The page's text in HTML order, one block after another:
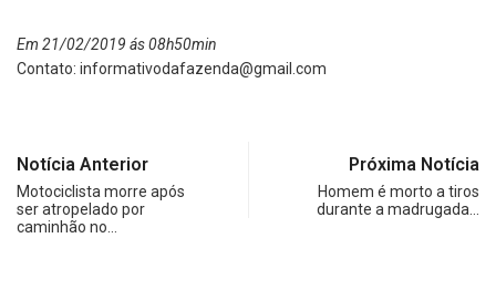
Em 21/02/2019 ás 08h50min
Contato: informativodafazenda@gmail.com
Notícia Anterior
Motociclista morre após
ser atropelado por
caminhão no…
Próxima Notícia
Homem é morto a tiros
durante a madrugada…